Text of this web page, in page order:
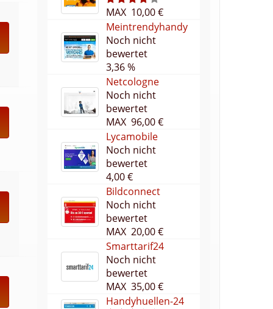
3.7
MAX 10,00 €
Meintrendyhandy
Noch nicht
bewertet
3,36 %
Netcologne
Noch nicht
bewertet
MAX 96,00 €
Lycamobile
Noch nicht
bewertet
4,00 €
Bildconnect
Noch nicht
bewertet
MAX 20,00 €
Smarttarif24
Noch nicht
bewertet
MAX 35,00 €
Handyhuellen-24